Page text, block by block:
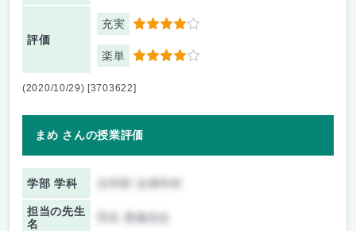
評価
充実 4
楽単 4
(2020/10/29) [3703622]
まめ さんの授業評価
学部 学科
担当の先生
名
羽生 香織先生